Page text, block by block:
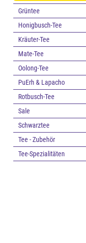
Grüntee
Honigbusch-Tee
Kräuter-Tee
Mate-Tee
Oolong-Tee
PuErh & Lapacho
Rotbusch-Tee
Sale
Schwarztee
Tee - Zubehör
Tee-Spezialitäten